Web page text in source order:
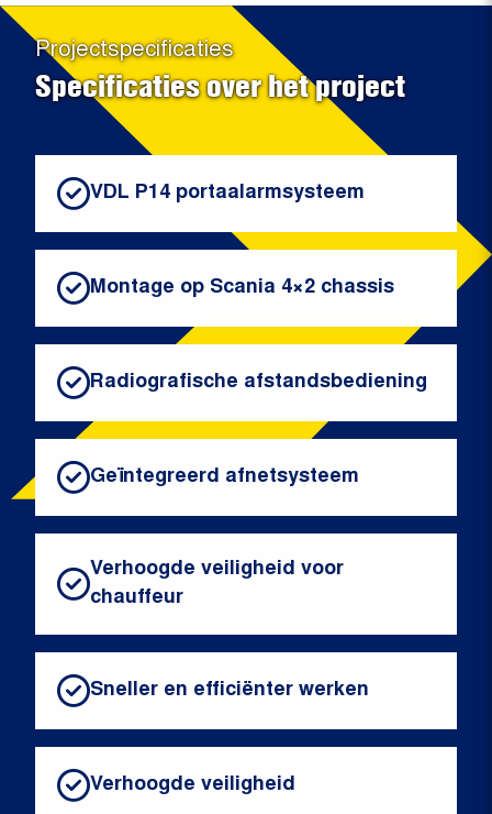
Projectspecificaties
Specificaties over het project
VDL P14 portaalarmsysteem
Montage op Scania 4×2 chassis
Radiografische afstandsbediening
Geïntegreerd afnetsysteem
Verhoogde veiligheid voor
chauffeur
Sneller en efficiënter werken
Verhoogde veiligheid